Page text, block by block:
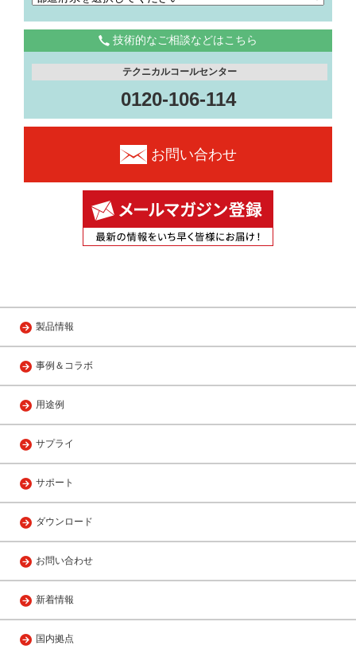
技術的なご相談などはこちら
テクニカルコールセンター
0120-106-114
お問い合わせ
製品情報
事例＆コラボ
用途例
サプライ
サポート
ダウンロード
お問い合わせ
新着情報
国内拠点